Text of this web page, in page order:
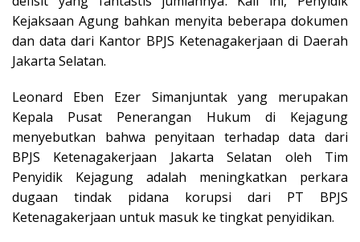
Kejaksaan Agung bahkan menyita beberapa dokumen
dan data dari Kantor BPJS Ketenagakerjaan di Daerah
Jakarta Selatan.
Leonard Eben Ezer Simanjuntak yang merupakan
Kepala Pusat Penerangan Hukum di Kejagung
menyebutkan bahwa penyitaan terhadap data dari
BPJS Ketenagakerjaan Jakarta Selatan oleh Tim
Penyidik Kejagung adalah meningkatkan perkara
dugaan tindak pidana korupsi dari PT BPJS
Ketenagakerjaan untuk masuk ke tingkat penyidikan.